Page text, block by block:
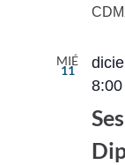
MIÉ
11